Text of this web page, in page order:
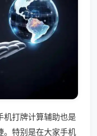
机打牌计算辅助也是
。特别是在大家手机